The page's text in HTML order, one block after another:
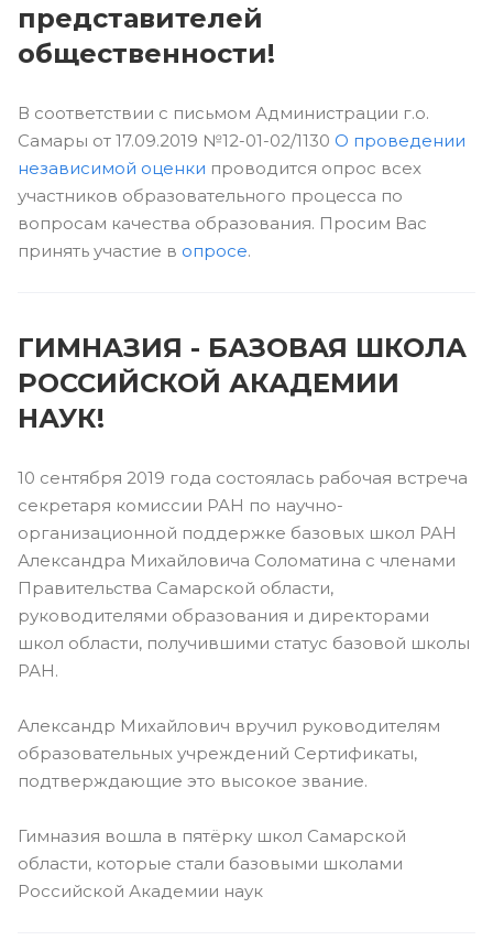
представителей
общественности!
В соответствии с письмом Администрации г.о.
Самары от 17.09.2019 №12-01-02/1130 О проведении
независимой оценки проводится опрос всех
участников образовательного процесса по
вопросам качества образования. Просим Вас
принять участие в опросе.
ГИМНАЗИЯ - БАЗОВАЯ ШКОЛА
РОССИЙСКОЙ АКАДЕМИИ
НАУК!
10 сентября 2019 года состоялась рабочая встреча
секретаря комиссии РАН по научно-
организационной поддержке базовых школ РАН
Александра Михайловича Соломатина с членами
Правительства Самарской области,
руководителями образования и директорами
школ области, получившими статус базовой школы
РАН.
Александр Михайлович вручил руководителям
образовательных учреждений Сертификаты,
подтверждающие это высокое звание.
Гимназия вошла в пятёрку школ Самарской
области, которые стали базовыми школами
Российской Академии наук